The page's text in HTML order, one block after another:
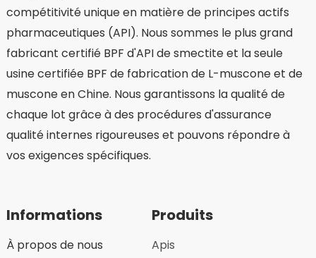
compétitivité unique en matière de principes actifs
pharmaceutiques (API). Nous sommes le plus grand
fabricant certifié BPF d'API de smectite et la seule
usine certifiée BPF de fabrication de L-muscone et de
muscone en Chine. Nous garantissons la qualité de
chaque lot grâce à des procédures d'assurance
qualité internes rigoureuses et pouvons répondre à
vos exigences spécifiques.
Informations
À propos de nous
Produits
Apis